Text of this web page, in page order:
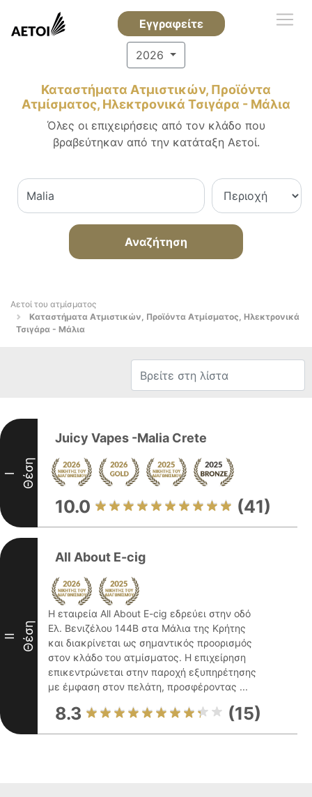
Εγγραφείτε
2026
Καταστήματα Ατμιστικών, Προϊόντα
Ατμίσματος, Ηλεκτρονικά Τσιγάρα - Μάλια
Όλες οι επιχειρήσεις από τον κλάδο που
βραβεύτηκαν από την κατάταξη Αετοί.
Αναζήτηση
Αετοί του ατμίσματος
Καταστήματα Ατμιστικών, Προϊόντα Ατμίσματος, Ηλεκτρονικά
Τσιγάρα - Μάλια
I Θέση
Juicy Vapes -Malia Crete
10.0 (41)
II Θέση
All About E-cig
Η εταιρεία All About E-cig εδρεύει στην οδό
Ελ. Βενιζέλου 144Β στα Μάλια της Κρήτης
και διακρίνεται ως σημαντικός προορισμός
στον κλάδο του ατμίσματος. Η επιχείρηση
επικεντρώνεται στην παροχή εξυπηρέτησης
με έμφαση στον πελάτη, προσφέροντας ...
8.3 (15)